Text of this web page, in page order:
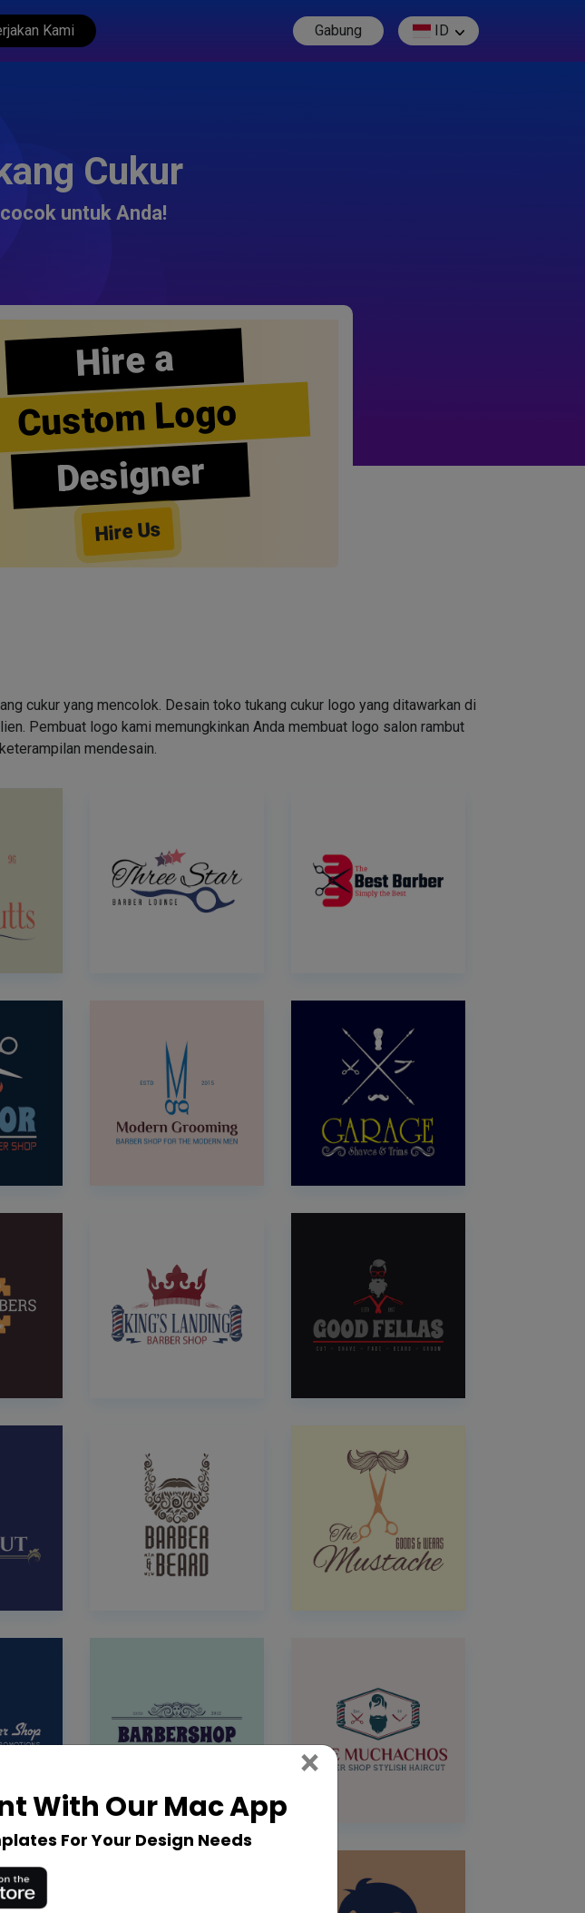
Kami Gabung ID
Cukur
untuk Anda!
Hire a
Custom Logo
Designer
Hire Us
cukur yang mencolok. Desain toko tukang cukur logo yang ditawarkan di
Pembuat logo kami memungkinkan Anda membuat logo salon rambut
mendesain.
With Our Mac App
For Your Design Needs
× Close